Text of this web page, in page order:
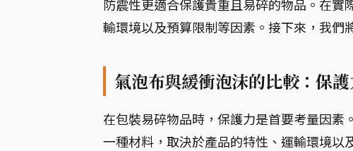
防震性更適合保護貴重且易碎的物品。在
輸環境以及預算限制等因素。接下來，我們
氣泡布與緩衝泡沫的比較：保
在包裝易碎物品時，保護力是首要考量因
一種材料，取決於產品的特性、運輸環境以